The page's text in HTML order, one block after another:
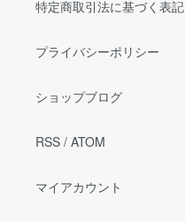
特定商取引法に基づく表記
プライバシーポリシー
ショップブログ
RSS / ATOM
マイアカウント